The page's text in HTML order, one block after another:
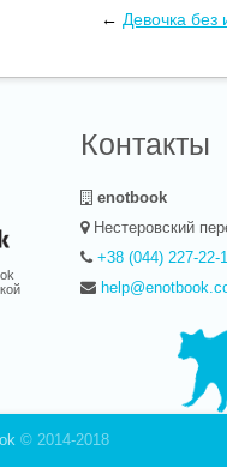
← Девочка без
Контакты
enotbook
Нестеровский
+38 (044) 227-22-
© 2014-2018